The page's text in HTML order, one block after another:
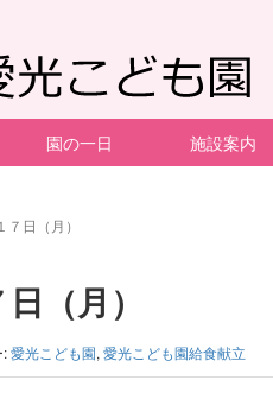
園の一日 施設案内
日（月）
（月）
:愛光こども園, 愛光こども園給食献立